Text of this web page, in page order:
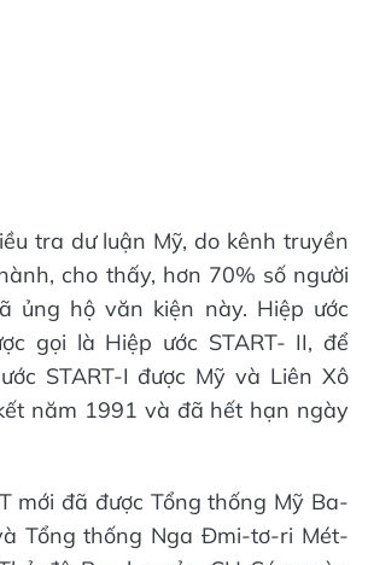
tra dư luận Mỹ, do kênh truyền
cho thấy, hơn 70% số người
ủng hộ văn kiện này. Hiệp ước
gọi là Hiệp ước START- II, để
START-I được Mỹ và Liên Xô
năm 1991 và đã hết hạn ngày
mới đã được Tổng thống Mỹ Ba-
Tổng thống Nga Ðmi-tơ-ri Mét-